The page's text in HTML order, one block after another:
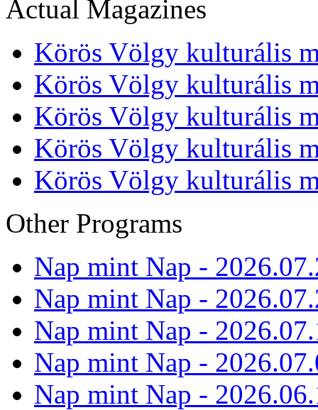
Actual Magazines
Körös Völgy kulturális
Körös Völgy kulturális
Körös Völgy kulturális
Körös Völgy kulturális
Körös Völgy kulturális
Other Programs
Nap mint Nap -
Nap mint Nap -
Nap mint Nap -
Nap mint Nap -
Nap mint Nap -